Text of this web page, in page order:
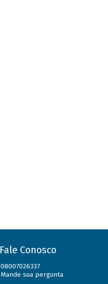
Fale Conosco
08007026337
Mande sua pergunta